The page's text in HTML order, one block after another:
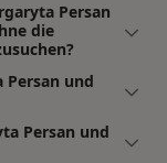
Persan
die
Persan und
Persan und